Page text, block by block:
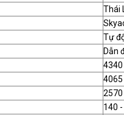
Thái
Tự
Dẫn
4065
140